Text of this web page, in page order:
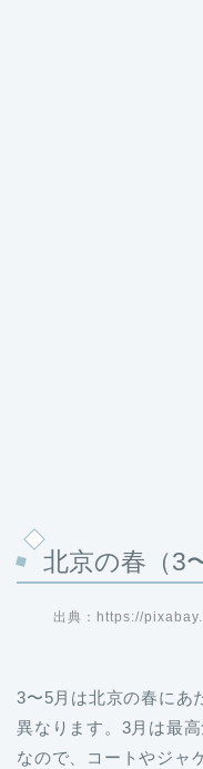
北京の春（3
出典：https://
3〜5月は北京の春にあ
異なります。3月は最
なので、コートやジャ